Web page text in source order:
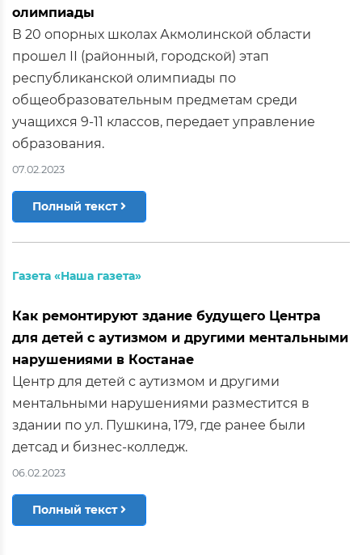
олимпиады
В 20 опорных школах Акмолинской области
прошел ІІ (районный, городской) этап
республиканской олимпиады по
общеобразовательным предметам среди
учащихся 9-11 классов, передает управление
образования.
07.02.2023
Полный текст
Газета «Наша газета»
Как ремонтируют здание будущего Центра
для детей с аутизмом и другими ментальными
нарушениями в Костанае
Центр для детей с аутизмом и другими
ментальными нарушениями разместится в
здании по ул. Пушкина, 179, где ранее были
детсад и бизнес-колледж.
06.02.2023
Полный текст